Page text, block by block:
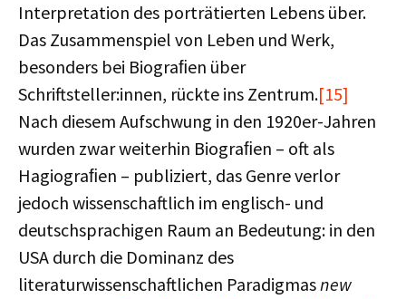
Interpretation des porträtierten Lebens über.
Das Zusammenspiel von Leben und Werk,
besonders bei Biograﬁen über
Schriftsteller:innen, rückte ins Zentrum.[15]
Nach diesem Aufschwung in den 1920er-Jahren
wurden zwar weiterhin Biograﬁen – oft als
Hagiograﬁen – publiziert, das Genre verlor
jedoch wissenschaftlich im englisch- und
deutschsprachigen Raum an Bedeutung: in den
USA durch die Dominanz des
literaturwissenschaftlichen Paradigmasnew